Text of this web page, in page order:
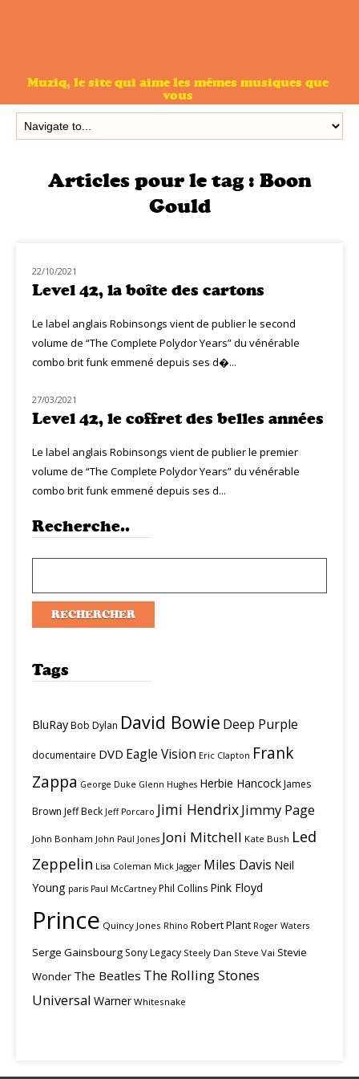
Muziq, le site qui aime les mêmes musiques que
vous
Articles pour le tag : Boon
Gould
NOUVEAUTÉS
22/10/2021
Level 42, la boîte des cartons
Le label anglais Robinsongs vient de publier le second
volume de “The Complete Polydor Years” du vénérable
combo brit funk emmené depuis ses d�...
NOUVEAUTÉS
27/03/2021
Level 42, le coffret des belles années
Le label anglais Robinsongs vient de publier le premier
volume de “The Complete Polydor Years” du vénérable
combo brit funk emmené depuis ses d...
Recherche..
Tags
BluRayBob Dylan David Bowie Deep Purple
documentaire DVD Eagle Vision Eric Clapton Frank
Zappa George Duke Glenn Hughes Herbie HancockJames
Brown Jeff Beck Jeff Porcaro Jimi HendrixJimmy Page
John Bonham John Paul Jones Joni Mitchell Kate Bush Led
Zeppelin Lisa Coleman Mick Jagger Miles Davis Neil
Young paris Paul McCartney Phil Collins Pink Floyd
Prince Quincy Jones Rhino Robert Plant Roger Waters
Serge Gainsbourg Sony Legacy Steely Dan Steve Vai Stevie
Wonder The Beatles The Rolling Stones
Universal Warner Whitesnake